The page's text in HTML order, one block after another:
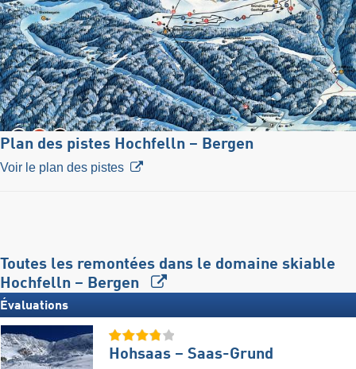
Plan des pistes Hochfelln – Bergen
Voir le plan des pistes
Toutes les remontées dans le domaine skiable
Hochfelln – Bergen
Évaluations
Hohsaas – Saas-Grund